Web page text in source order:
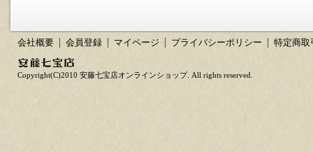
会社概要 会員登録 マイページ プライバシーポリシー 特定商取
Copyright(C)2010 安藤七宝店オンラインショップ. All rights reserved.